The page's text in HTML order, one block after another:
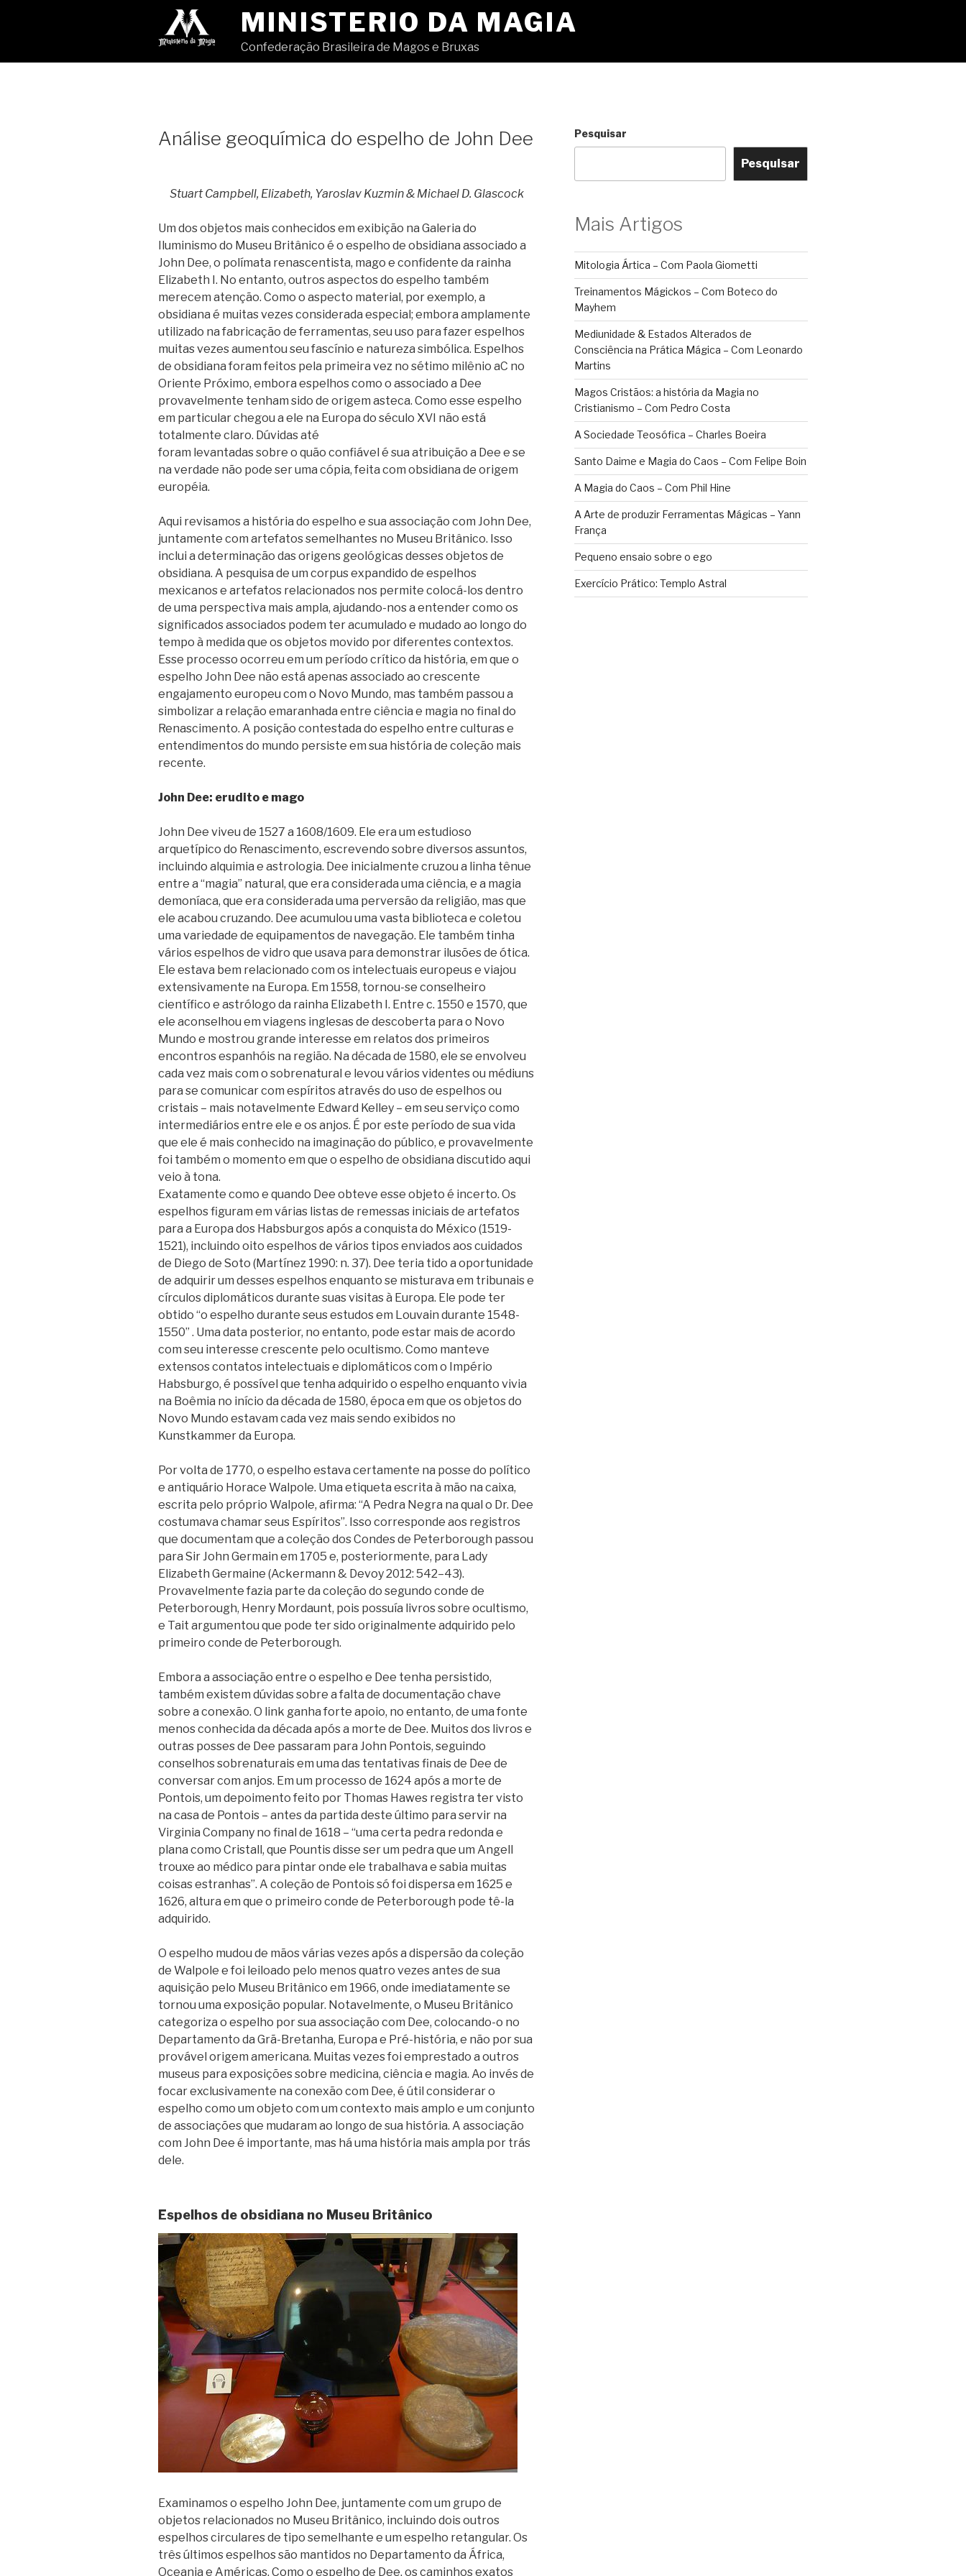
conteúdo
MINISTERIO DA MAGIA
Confederação Brasileira de Magos e Bruxas
Análise geoquímica do espelho de John Dee
Stuart Campbell, Elizabeth, Yaroslav Kuzmin & Michael D. Glascock
Um dos objetos mais conhecidos em exibição na Galeria do
Iluminismo do Museu Britânico é o espelho de obsidiana associado a
John Dee, o polímata renascentista, mago e confidente da rainha
Elizabeth I. No entanto, outros aspectos do espelho também
merecem atenção. Como o aspecto material, por exemplo, a
obsidiana é muitas vezes considerada especial; embora amplamente
utilizado na fabricação de ferramentas, seu uso para fazer espelhos
muitas vezes aumentou seu fascínio e natureza simbólica. Espelhos
de obsidiana foram feitos pela primeira vez no sétimo milênio aC no
Oriente Próximo, embora espelhos como o associado a Dee
provavelmente tenham sido de origem asteca. Como esse espelho
em particular chegou a ele na Europa do século XVI não está
totalmente claro. Dúvidas até
foram levantadas sobre o quão confiável é sua atribuição a Dee e se
na verdade não pode ser uma cópia, feita com obsidiana de origem
européia.
Aqui revisamos a história do espelho e sua associação com John Dee,
juntamente com artefatos semelhantes no Museu Britânico. Isso
inclui a determinação das origens geológicas desses objetos de
obsidiana. A pesquisa de um corpus expandido de espelhos
mexicanos e artefatos relacionados nos permite colocá-los dentro
de uma perspectiva mais ampla, ajudando-nos a entender como os
significados associados podem ter acumulado e mudado ao longo do
tempo à medida que os objetos movido por diferentes contextos.
Esse processo ocorreu em um período crítico da história, em que o
espelho John Dee não está apenas associado ao crescente
engajamento europeu com o Novo Mundo, mas também passou a
simbolizar a relação emaranhada entre ciência e magia no final do
Renascimento. A posição contestada do espelho entre culturas e
entendimentos do mundo persiste em sua história de coleção mais
recente.
John Dee: erudito e mago
John Dee viveu de 1527 a 1608/1609. Ele era um estudioso
arquetípico do Renascimento, escrevendo sobre diversos assuntos,
incluindo alquimia e astrologia. Dee inicialmente cruzou a linha tênue
entre a “magia” natural, que era considerada uma ciência, e a magia
demoníaca, que era considerada uma perversão da religião, mas que
ele acabou cruzando. Dee acumulou uma vasta biblioteca e coletou
uma variedade de equipamentos de navegação. Ele também tinha
vários espelhos de vidro que usava para demonstrar ilusões de ótica.
Ele estava bem relacionado com os intelectuais europeus e viajou
extensivamente na Europa. Em 1558, tornou-se conselheiro
científico e astrólogo da rainha Elizabeth I. Entre c. 1550 e 1570, que
ele aconselhou em viagens inglesas de descoberta para o Novo
Mundo e mostrou grande interesse em relatos dos primeiros
encontros espanhóis na região. Na década de 1580, ele se envolveu
cada vez mais com o sobrenatural e levou vários videntes ou médiuns
para se comunicar com espíritos através do uso de espelhos ou
cristais – mais notavelmente Edward Kelley – em seu serviço como
intermediários entre ele e os anjos. É por este período de sua vida
que ele é mais conhecido na imaginação do público, e provavelmente
foi também o momento em que o espelho de obsidiana discutido aqui
veio à tona.
Exatamente como e quando Dee obteve esse objeto é incerto. Os
espelhos figuram em várias listas de remessas iniciais de artefatos
para a Europa dos Habsburgos após a conquista do México (1519-
1521), incluindo oito espelhos de vários tipos enviados aos cuidados
de Diego de Soto (Martínez 1990: n. 37). Dee teria tido a oportunidade
de adquirir um desses espelhos enquanto se misturava em tribunais e
círculos diplomáticos durante suas visitas à Europa. Ele pode ter
obtido “o espelho durante seus estudos em Louvain durante 1548-
1550” . Uma data posterior, no entanto, pode estar mais de acordo
com seu interesse crescente pelo ocultismo. Como manteve
extensos contatos intelectuais e diplomáticos com o Império
Habsburgo, é possível que tenha adquirido o espelho enquanto vivia
na Boêmia no início da década de 1580, época em que os objetos do
Novo Mundo estavam cada vez mais sendo exibidos no
Kunstkammer da Europa.
Por volta de 1770, o espelho estava certamente na posse do político
e antiquário Horace Walpole. Uma etiqueta escrita à mão na caixa,
escrita pelo próprio Walpole, afirma: “A Pedra Negra na qual o Dr. Dee
costumava chamar seus Espíritos”. Isso corresponde aos registros
que documentam que a coleção dos Condes de Peterborough passou
para Sir John Germain em 1705 e, posteriormente, para Lady
Elizabeth Germaine (Ackermann & Devoy 2012: 542–43).
Provavelmente fazia parte da coleção do segundo conde de
Peterborough, Henry Mordaunt, pois possuía livros sobre ocultismo,
e Tait argumentou que pode ter sido originalmente adquirido pelo
primeiro conde de Peterborough.
Embora a associação entre o espelho e Dee tenha persistido,
também existem dúvidas sobre a falta de documentação chave
sobre a conexão. O link ganha forte apoio, no entanto, de uma fonte
menos conhecida da década após a morte de Dee. Muitos dos livros e
outras posses de Dee passaram para John Pontois, seguindo
conselhos sobrenaturais em uma das tentativas finais de Dee de
conversar com anjos. Em um processo de 1624 após a morte de
Pontois, um depoimento feito por Thomas Hawes registra ter visto
na casa de Pontois – antes da partida deste último para servir na
Virginia Company no final de 1618 – “uma certa pedra redonda e
plana como Cristall, que Pountis disse ser um pedra que um Angell
trouxe ao médico para pintar onde ele trabalhava e sabia muitas
coisas estranhas”. A coleção de Pontois só foi dispersa em 1625 e
1626, altura em que o primeiro conde de Peterborough pode tê-la
adquirido.
O espelho mudou de mãos várias vezes após a dispersão da coleção
de Walpole e foi leiloado pelo menos quatro vezes antes de sua
aquisição pelo Museu Britânico em 1966, onde imediatamente se
tornou uma exposição popular. Notavelmente, o Museu Britânico
categoriza o espelho por sua associação com Dee, colocando-o no
Departamento da Grã-Bretanha, Europa e Pré-história, e não por sua
provável origem americana. Muitas vezes foi emprestado a outros
museus para exposições sobre medicina, ciência e magia. Ao invés de
focar exclusivamente na conexão com Dee, é útil considerar o
espelho como um objeto com um contexto mais amplo e um conjunto
de associações que mudaram ao longo de sua história. A associação
com John Dee é importante, mas há uma história mais ampla por trás
dele.
Espelhos de obsidiana no Museu Britânico
Examinamos o espelho John Dee, juntamente com um grupo de
objetos relacionados no Museu Britânico, incluindo dois outros
espelhos circulares de tipo semelhante e um espelho retangular. Os
três últimos espelhos são mantidos no Departamento da África,
Oceania e Américas. Como o espelho de Dee, os caminhos exatos
Pesquisar
Pesquisar
Mais Artigos
Mitologia Ártica – Com Paola Giometti
Treinamentos Mágickos – Com Boteco do
Mayhem
Mediunidade & Estados Alterados de
Consciência na Prática Mágica – Com Leonardo
Martins
Magos Cristãos: a história da Magia no
Cristianismo – Com Pedro Costa
A Sociedade Teosófica – Charles Boeira
Santo Daime e Magia do Caos – Com Felipe Boin
A Magia do Caos – Com Phil Hine
A Arte de produzir Ferramentas Mágicas – Yann
França
Pequeno ensaio sobre o ego
Exercício Prático: Templo Astral